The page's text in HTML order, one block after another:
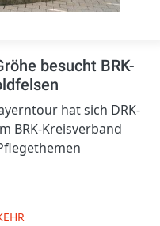
besucht BRK-
hat sich DRK-
BRK-Kreisverband